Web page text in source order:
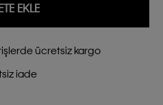
EKLE
ücretsiz kargo
iade